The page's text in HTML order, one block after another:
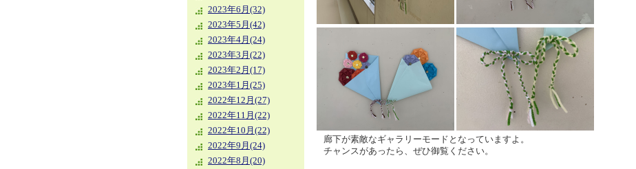
2023年6月(32)
2023年5月(42)
2023年4月(24)
2023年3月(22)
2023年2月(17)
2023年1月(25)
2022年12月(27)
2022年11月(22)
2022年10月(22)
2022年9月(24)
2022年8月(20)
廊下が素敵なギャラリーモードとなっていますよ。
チャンスがあったら、ぜひ御覧ください。